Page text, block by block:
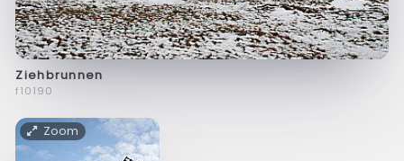
Ziehbrunnen
f10190
Zoom